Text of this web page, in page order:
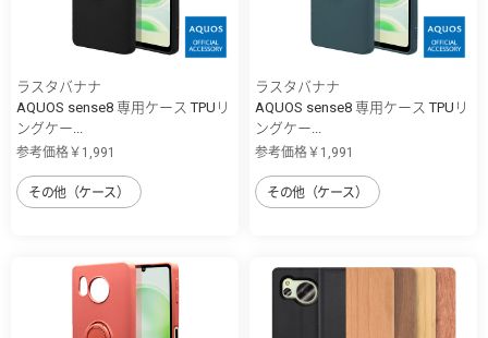
ラスタバナナ
AQUOS sense8 専用ケース TPUリ
ングケー...
参考価格￥1,991
その他（ケース）
ラスタバナナ
AQUOS sense8 専用ケース TPUリ
ングケー...
参考価格￥1,991
その他（ケース）